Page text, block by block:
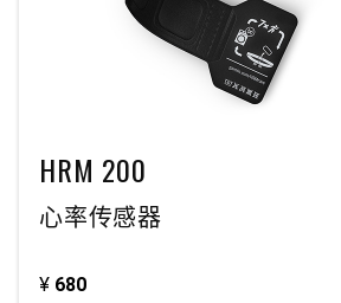
HRM 200
心率传感器
¥ 680